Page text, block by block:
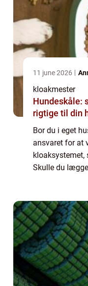
11 june 2026
kloakmester
Hundeskåle:
rigtige til din
Bor du i eget
ansvaret for at
kloaksystemet,
Skulle du
af s...